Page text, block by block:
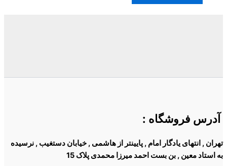
آدرس فروشگاه :
تهران , انتهای یادگار امام , پایینتر از هاشمی , خیابان دستغیب , نرسیده
به استاد معین , بن بست احمد میرزا محمدی پلاک 15